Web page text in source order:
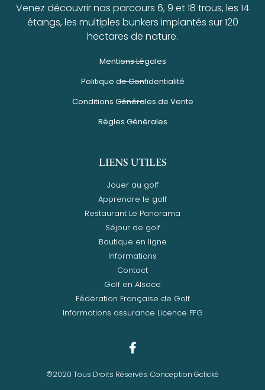
Venez découvrir nos parcours 6, 9 et 18 trous, les 14
étangs, les multiples bunkers implantés sur 120
hectares de nature.
Mentions Légales
Politique de Confidentialité
Conditions Générales de Vente
Règles Générales
LIENS UTILES
Jouer au golf
Apprendre le golf
Restaurant Le Panorama
Séjour de golf
Boutique en ligne
Informations
Contact
Golf en Alsace
Fédération Française de Golf
Informations assurance Licence FFG
©2020 Tous Droits Réservés. Conception Gclické